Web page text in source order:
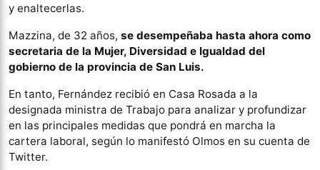
y enaltecerlas.
Mazzina, de 32 años, se desempeñaba hasta ahora como
secretaria de la Mujer, Diversidad e Igualdad del
gobierno de la provincia de San Luis.
En tanto, Fernández recibió en Casa Rosada a la
designada ministra de Trabajo para analizar y profundizar
en las principales medidas que pondrá en marcha la
cartera laboral, según lo manifestó Olmos en su cuenta de
Twitter.